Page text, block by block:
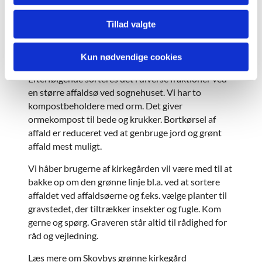
Tillad valgte
Kun nødvendige cookies
gasbrænding mod ukrudt. Al lugning foregår
Al affald bliver sorteret med det resultat, at
restaffald er reduceret til et minimum. Tre
affaldsøer på kirkegården grovsorterer affaldet.
Efterfølgende sorteres det i diverse fraktioner ved
en større affaldsø ved sognehuset. Vi har to
kompostbeholdere med orm. Det giver
ormekompost til bede og krukker. Bortkørsel af
affald er reduceret ved at genbruge jord og grønt
affald mest muligt.
Vi håber brugerne af kirkegården vil være med til at
bakke op om den grønne linje bl.a. ved at sortere
affaldet ved affaldsøerne og f.eks. vælge planter til
gravstedet, der tiltrækker insekter og fugle. Kom
gerne og spørg. Graveren står altid til rådighed for
råd og vejledning.
Læs mere om Skovbys grønne kirkegård